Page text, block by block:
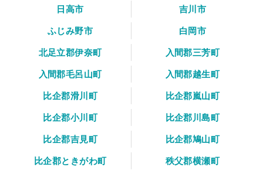
日高市
吉川市
ふじみ野市
白岡市
北足立郡伊奈町
入間郡三芳町
入間郡毛呂山町
入間郡越生町
比企郡滑川町
比企郡嵐山町
比企郡小川町
比企郡川島町
比企郡吉見町
比企郡鳩山町
比企郡ときがわ町
秩父郡横瀬町